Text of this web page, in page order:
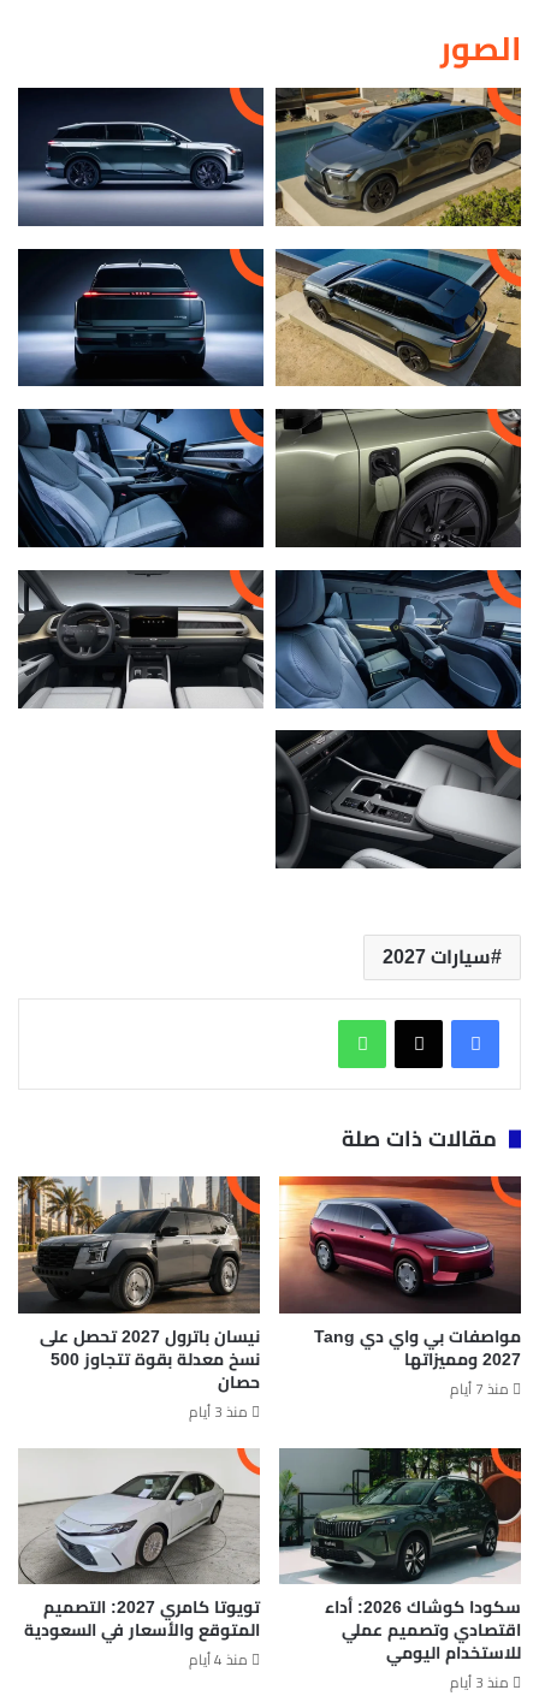
الصور
سيارات 2027
مقالات ذات صلة
مواصفات بي واي دي Tang
2027 ومميزاتها
منذ 7 أيام
نيسان باترول 2027 تحصل على
نسخ معدلة بقوة تتجاوز 500
حصان
منذ 3 أيام
سكودا كوشاك 2026: أداء
اقتصادي وتصميم عملي
للاستخدام اليومي
منذ 3 أيام
تويوتا كامري 2027: التصميم
المتوقع والأسعار في السعودية
منذ 4 أيام